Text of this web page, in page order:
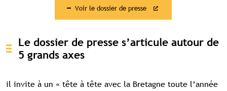
Voir le dossier de presse
Le dossier de presse s’articule autour de
5 grands axes
il invite à un « tête à tête avec la Bretagne toute l’année